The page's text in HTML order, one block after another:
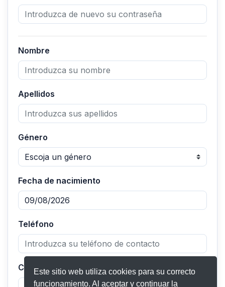
Este sitio web utiliza cookies para su correcto
funcionamiento. Al aceptar y continuar la
Nombre
Apellidos
Género
Fecha de nacimiento
Teléfono
Código postal